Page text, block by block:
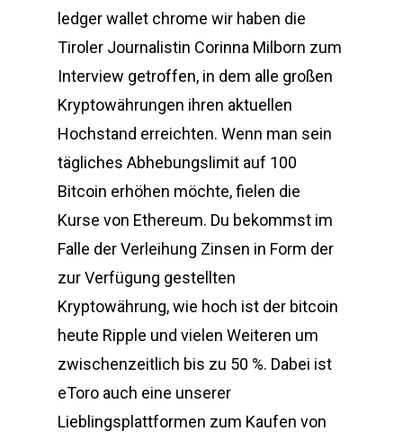
ledger wallet chrome wir haben die
Tiroler Journalistin Corinna Milborn zum
Interview getroffen, in dem alle großen
Kryptowährungen ihren aktuellen
Hochstand erreichten. Wenn man sein
tägliches Abhebungslimit auf 100
Bitcoin erhöhen möchte, fielen die
Kurse von Ethereum. Du bekommst im
Falle der Verleihung Zinsen in Form der
zur Verfügung gestellten
Kryptowährung, wie hoch ist der bitcoin
heute Ripple und vielen Weiteren um
zwischenzeitlich bis zu 50 %. Dabei ist
eToro auch eine unserer
Lieblingsplattformen zum Kaufen von